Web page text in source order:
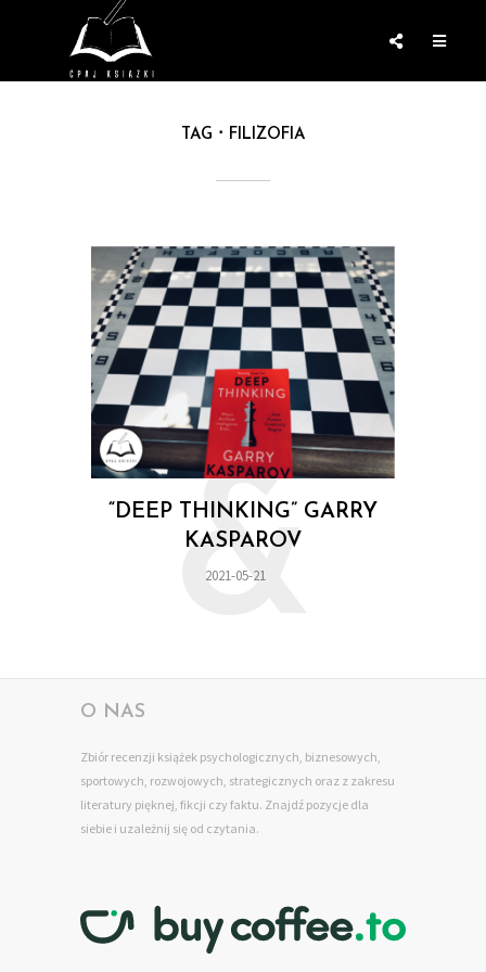
TAG FILIZOFIA
“DEEP THINKING” GARRY
KASPAROV
2021-05-21
&
O NAS
Zbiór recenzji książek psychologicznych, biznesowych,
sportowych, rozwojowych, strategicznych oraz z zakresu
literatury pięknej, fikcji czy faktu. Znajdź pozycje dla
siebie i uzależnij się od czytania.